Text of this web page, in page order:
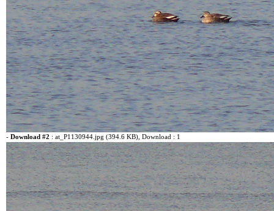
- Download #2 : at_P1130944.jpg (394.6 KB) , Download : 1